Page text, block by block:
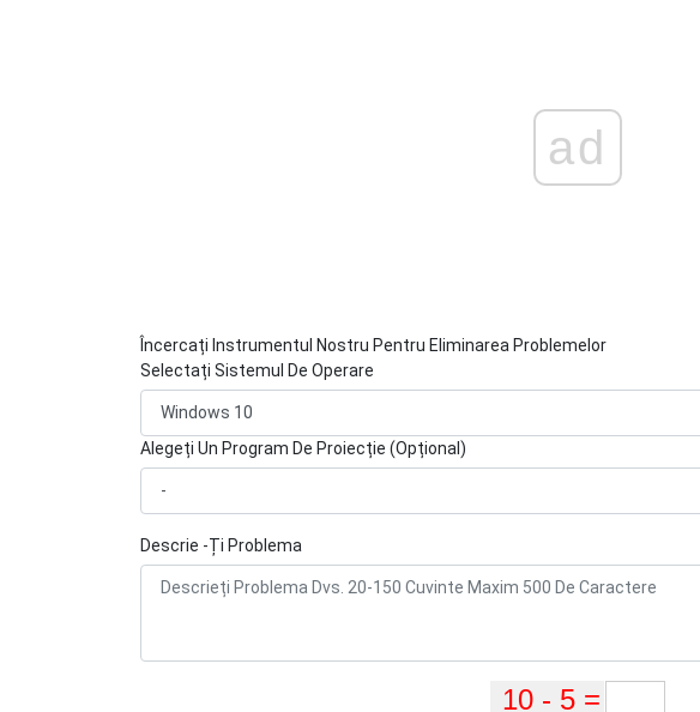
ad
Încercați Instrumentul Nostru Pentru Eliminarea Problemelor
Selectați Sistemul De Operare
Alegeți Un Program De Proiecție (Opțional)
Descrie -Ți Problema